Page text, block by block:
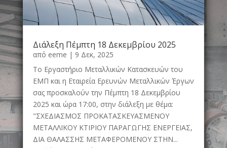
Διάλεξη Πέμπτη 18 Δεκεμβρίου 2025
από eeme | 9 Δεκ, 2025
Το Εργαστήριο Μεταλλικών Κατασκευών του
ΕΜΠ και η Εταιρεία Ερευνών Μεταλλικών Έργων
σας προσκαλούν την Πέμπτη 18 Δεκεμβρίου
2025 και ώρα 17:00, στην διάλεξη με θέμα:
"ΣΧΕΔΙΑΣΜΟΣ ΠΡΟΚΑΤΑΣΚΕΥΑΣΜΕΝΟΥ
ΜΕΤΑΛΛΙΚΟΥ ΚΤΙΡΙΟΥ ΠΑΡΑΓΩΓΗΣ ΕΝΕΡΓΕΙΑΣ,
ΔΙΑ ΘΑΛΑΣΣΗΣ ΜΕΤΑΦΕΡΟΜΕΝΟΥ ΣΤΗΝ...